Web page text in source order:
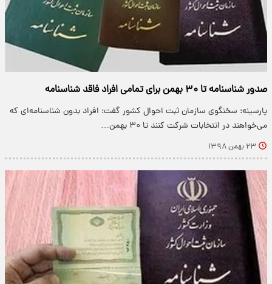
صدور شناسنامه تا ۳۰ بهمن برای تمامی افراد فاقد شناسنامه
پارسینه: سخنگوی سازمان ثبت احوال کشور گفت: افراد بدون شناسنامه‌ای که
می‌خواهند در انتخابات شرکت کنند تا ۳۰ بهمن…
۲۳ بهمن ۱۳۹۸